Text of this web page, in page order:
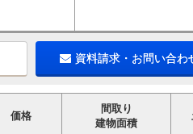
資料請求・お問い合わ
価格
間取り
建物面積